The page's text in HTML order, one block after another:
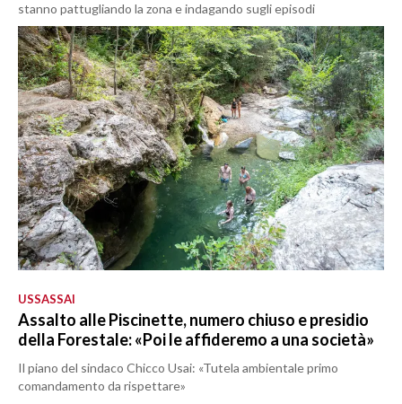
stanno pattugliando la zona e indagando sugli episodi
USSASSAI
Assalto alle Piscinette, numero chiuso e presidio
della Forestale: «Poi le affideremo a una società»
Il piano del sindaco Chicco Usai: «Tutela ambientale primo
comandamento da rispettare»